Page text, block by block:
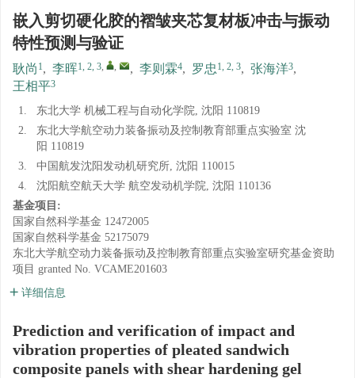
嵌入剪切硬化胶的褶皱夹芯复材板冲击与振动
特性预测与验证
耿尚 1, 李晖1, 2, 3, , , 李则霖4, 罗忠 1, 2, 3, 张海洋3,
王相平3
1.
东北大学 机械工程与自动化学院, 沈阳 110819
2.
东北大学航空动力装备振动及控制教育部重点实验室 沈
阳 110819
3.
中国航发沈阳发动机研究所, 沈阳 110015
4.
沈阳航空航天大学 航空发动机学院, 沈阳 110136
基金项目:
国家自然科学基金 12472005
国家自然科学基金 52175079
东北大学航空动力装备振动及控制教育部重点实验室研究基金资助
项目 granted No. VCAME201603
详细信息
Prediction and verification of impact and
vibration properties of pleated sandwich
composite panels with shear hardening gel